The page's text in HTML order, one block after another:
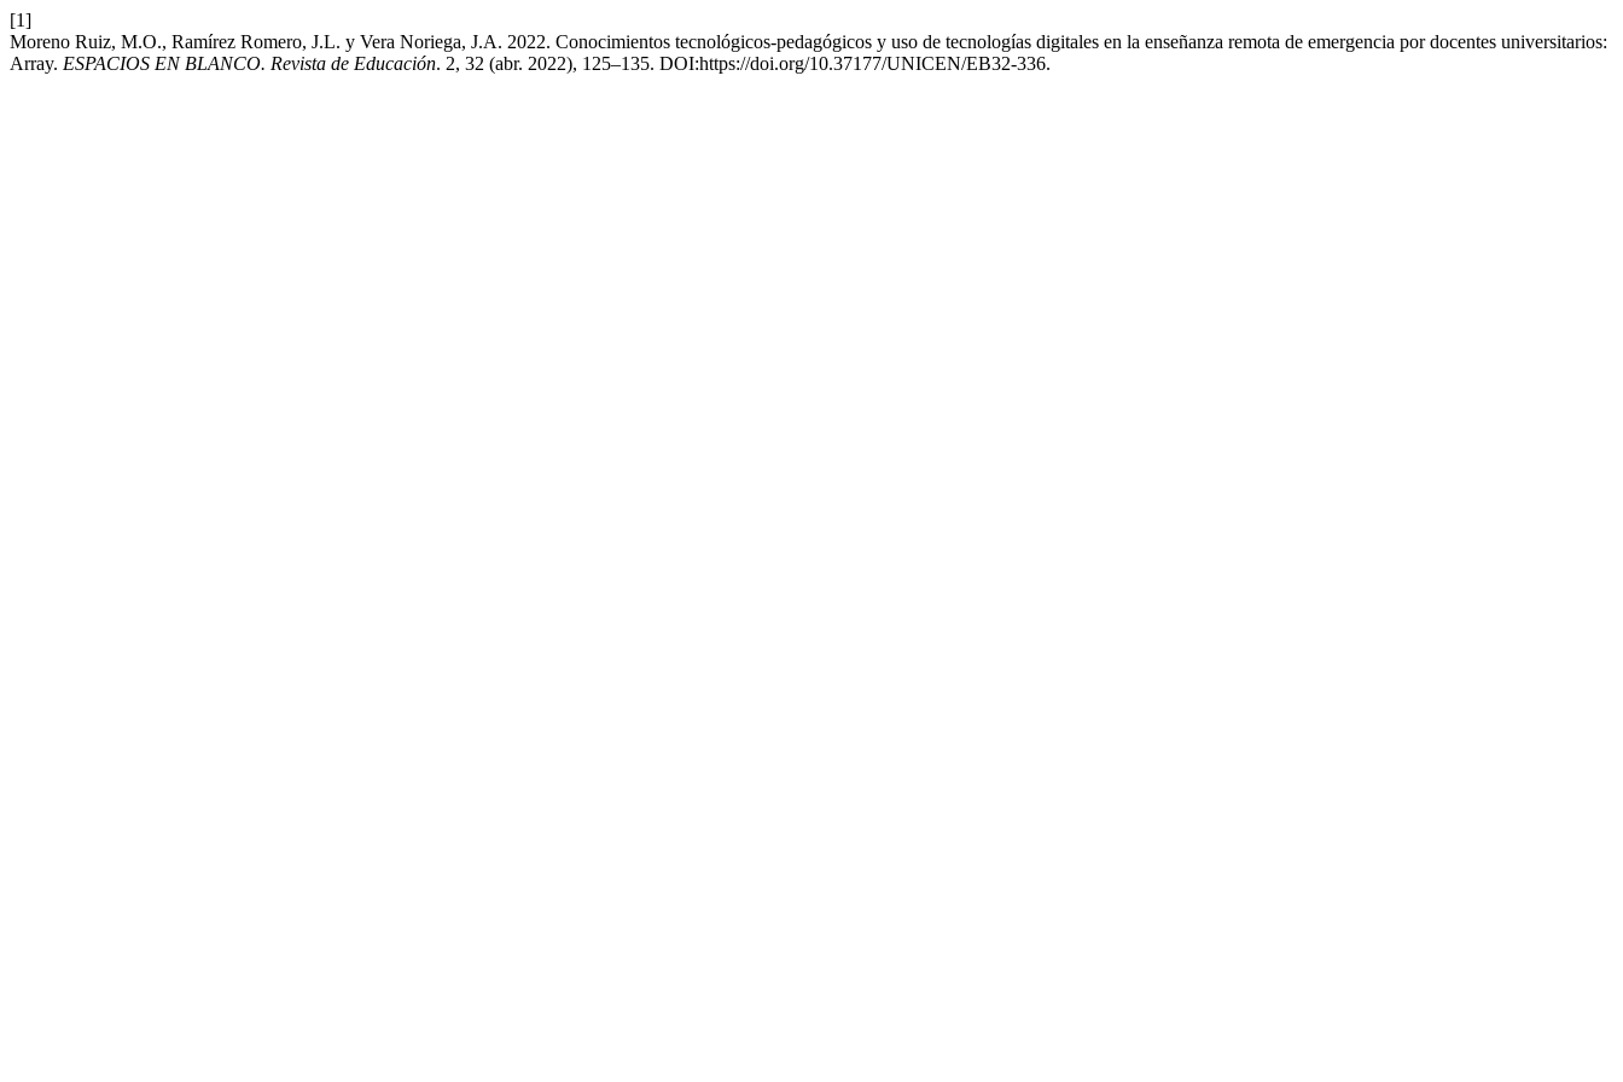
[1]
Moreno Ruiz, M.O., Ramírez Romero, J.L. y Vera Noriega, J.A. 2022. Conocimientos tecnológicos-pedagógicos y uso de tecnologías digitales en la enseñanza remota de emergencia por docentes universitarios:
Array. ESPACIOS EN BLANCO. Revista de Educación. 2, 32 (abr. 2022), 125–135. DOI:https://doi.org/10.37177/UNICEN/EB32-336.